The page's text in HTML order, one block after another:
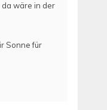
da wäre in der
Sonne für